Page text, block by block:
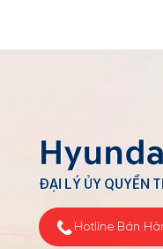
ĐẠI LÝ ỦY QUYỀN
Hotline Bán